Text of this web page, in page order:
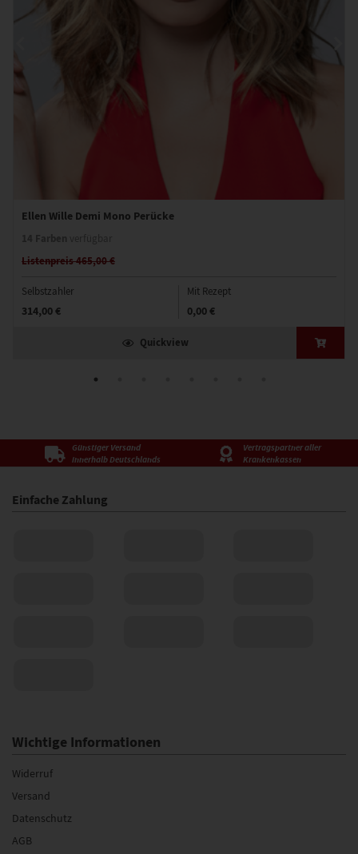
Ellen Wille Demi Mono Perücke
Listenpreis 465,00 €
Selbstzahler
314,00 €
Mit Rezept
0,00 €
Quickview
Günstiger Versand
innerhalb Deutschlands
Vertragspartner aller
Krankenkassen
Einfache Zahlung
Wichtige Informationen
Widerruf
Versand
Datenschutz
AGB